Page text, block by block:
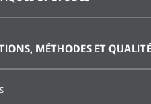
MÉTHODES ET QUALITÉ